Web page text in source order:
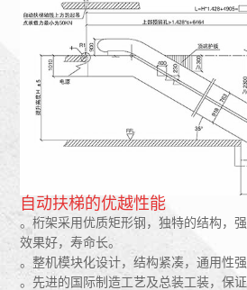
自动扶梯的优越性能
。桁架采用优质矩形钢，独特的结构，
效果好，寿命长。
。整机模块化设计，结构紧凑，通用性强
。先进的国际制造工艺及总装工装，保证